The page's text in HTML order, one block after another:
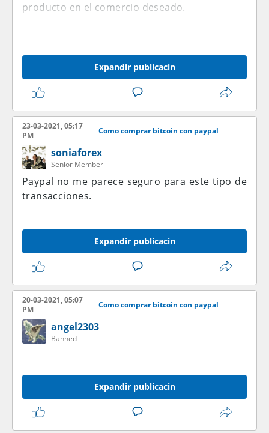
producto en el comercio deseado.
Expandir publicacin
23-03-2021, 05:17
PM
Como comprar bitcoin con paypal
soniaforex
Senior Member
Paypal no me parece seguro para este tipo de
transacciones.
Expandir publicacin
20-03-2021, 05:07
PM
Como comprar bitcoin con paypal
angel2303
Banned
Expandir publicacin